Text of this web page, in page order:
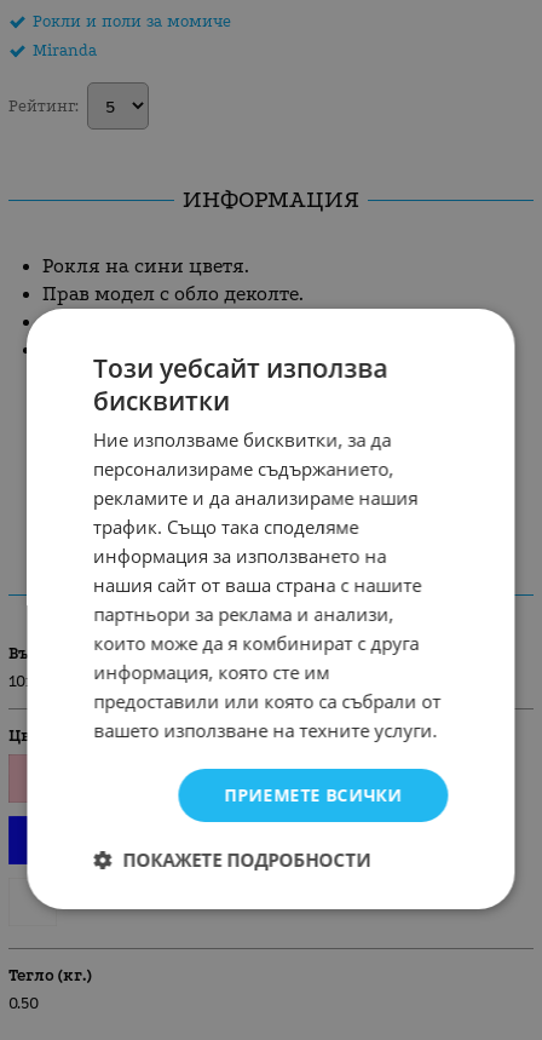
Рокли и поли за момиче
Miranda
Рейтинг:
ИНФОРМАЦИЯ
Рокля на сини цветя.
Прав модел с обло деколте.
Декоративна пандела в розово в предната част.
ХАРАКТЕРИСТИКИ
Възраст
10г./140см.
Цвят
Тегло (кг.)
0.50
Този уебсайт използва
бисквитки
Ние използваме бисквитки, за да
персонализираме съдържанието,
рекламите и да анализираме нашия
трафик. Също така споделяме
информация за използването на
нашия сайт от ваша страна с нашите
партньори за реклама и анализи,
които може да я комбинират с друга
информация, която сте им
предоставили или която са събрали от
вашето използване на техните услуги.
ПРИЕМЕТЕ ВСИЧКИ
ПОКАЖЕТЕ ПОДРОБНОСТИ